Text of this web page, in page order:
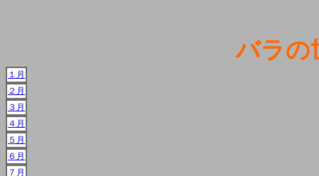
バラの
１月
２月
３月
４月
５月
６月
７月